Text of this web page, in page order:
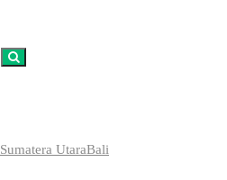
Sumatera UtaraBali